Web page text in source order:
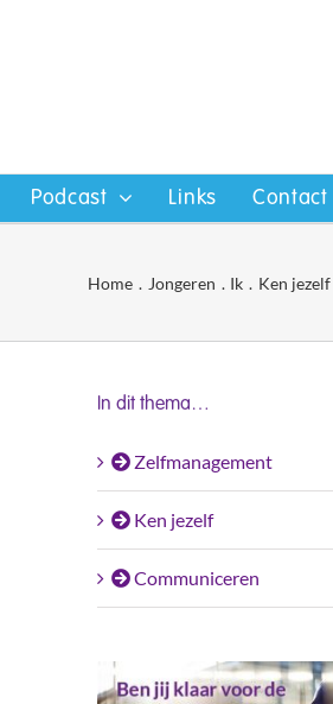
Podcast Links Contact
Home Jongeren Ik Ken jezelf
In dit thema…
Zelfmanagement
Ken jezelf
Communiceren